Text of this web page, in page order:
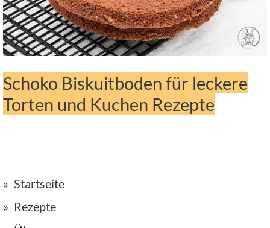
Schoko Biskuitboden für leckere
Torten und Kuchen Rezepte
Startseite
Rezepte